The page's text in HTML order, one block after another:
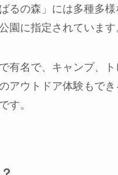
るの森」には多種多
園に指定されています
有名で、キャンプ、ト
アウトドア体験もで
す。